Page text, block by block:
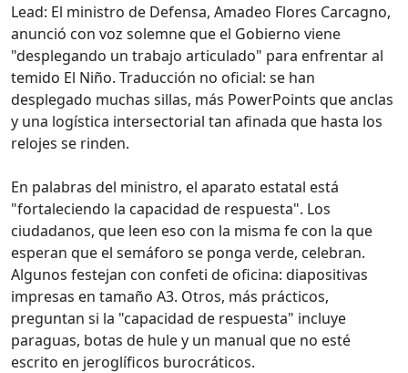
Lead: El ministro de Defensa, Amadeo Flores Carcagno,
anunció con voz solemne que el Gobierno viene
"desplegando un trabajo articulado" para enfrentar al
temido El Niño. Traducción no oficial: se han
desplegado muchas sillas, más PowerPoints que anclas
y una logística intersectorial tan afinada que hasta los
relojes se rinden.
En palabras del ministro, el aparato estatal está
"fortaleciendo la capacidad de respuesta". Los
ciudadanos, que leen eso con la misma fe con la que
esperan que el semáforo se ponga verde, celebran.
Algunos festejan con confeti de oficina: diapositivas
impresas en tamaño A3. Otros, más prácticos,
preguntan si la "capacidad de respuesta" incluye
paraguas, botas de hule y un manual que no esté
escrito en jeroglíficos burocráticos.